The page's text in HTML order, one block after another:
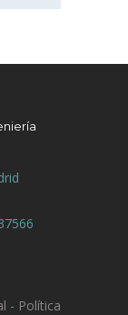
- Política